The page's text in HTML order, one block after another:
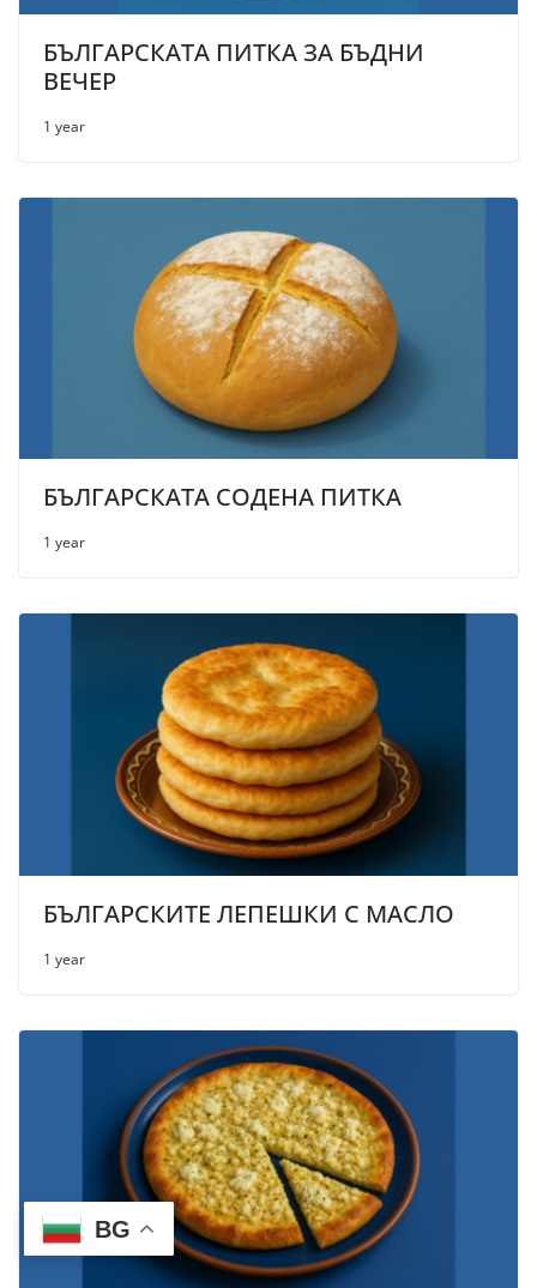
БЪЛГАРСКАТА ПИТКА ЗА БЪДНИ
ВЕЧЕР
1 year
БЪЛГАРСКАТА СОДЕНА ПИТКА
1 year
БЪЛГАРСКИТЕ ЛЕПЕШКИ С МАСЛО
1 year
BG